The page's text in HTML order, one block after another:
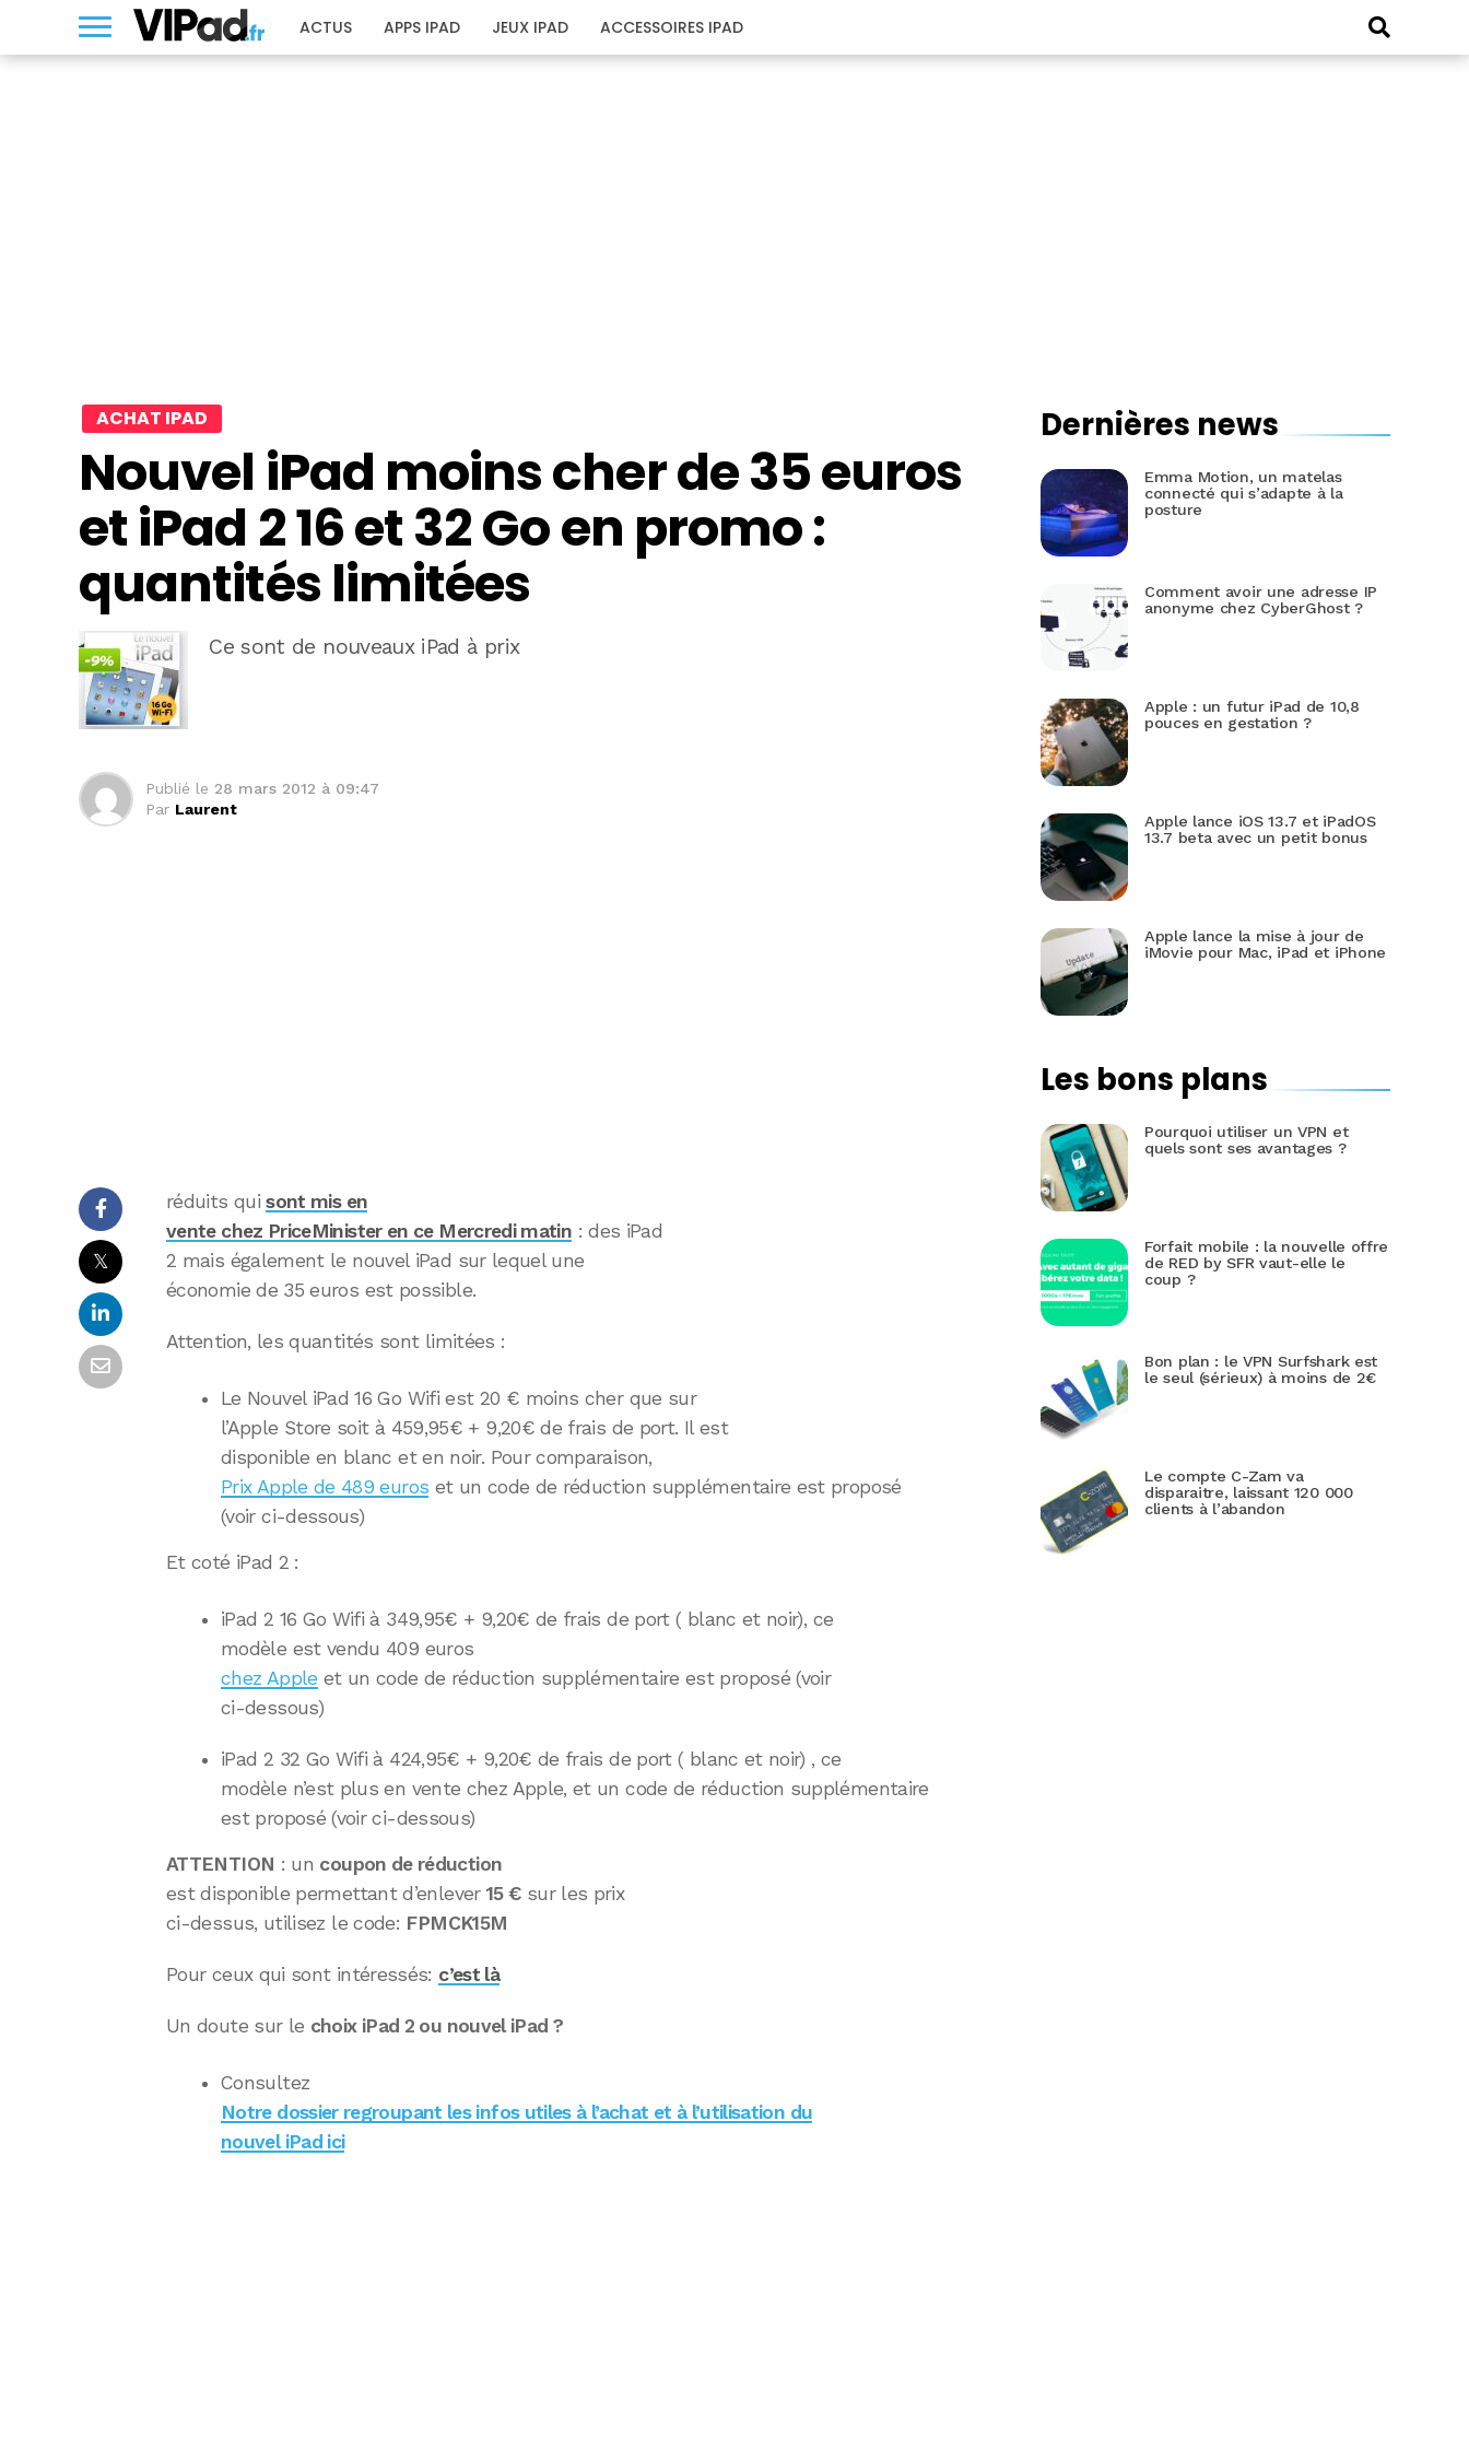
ACTUS APPS IPAD JEUX IPAD ACCESSOIRES IPAD
ACHAT IPAD
Nouvel iPad moins cher de 35 euros
et iPad 2 16 et 32 Go en promo :
quantités limitées
Ce sont de nouveaux iPad à prix
Publié le 28 mars 2012 à 09:47
Par Laurent
𝕏
réduits quisont mis en
vente chez PriceMinister en ce Mercredi matin : des iPad
2 mais également le nouvel iPad sur lequel une
économie de 35 euros est possible.
Attention, les quantités sont limitées :
Le Nouvel iPad 16 Go Wifi est 20 € moins cher que sur
l’Apple Store soit à 459,95€ + 9,20€ de frais de port. Il est
disponible en blanc et en noir. Pour comparaison,
Prix Apple de 489 euros et un code de réduction supplémentaire est proposé
(voir ci-dessous)
Et coté iPad 2 :
iPad 2 16 Go Wifi à 349,95€ + 9,20€ de frais de port ( blanc et noir), ce
modèle est vendu 409 euros
chez Apple et un code de réduction supplémentaire est proposé (voir
ci-dessous)
iPad 2 32 Go Wifi à 424,95€ + 9,20€ de frais de port ( blanc et noir) , ce
modèle n’est plus en vente chez Apple, et un code de réduction supplémentaire
est proposé (voir ci-dessous)
ATTENTION : un coupon de réduction
est disponible permettant d’enlever 15 €sur les prix
ci-dessus, utilisez le code: FPMCK15M
Pour ceux qui sont intéressés: c’est là
Un doute sur le choix iPad 2 ou nouvel iPad ?
Consultez
Notre dossier regroupant les infos utiles à l’achat et à l’utilisation du
nouvel iPad ici
Dernières news
Emma Motion, un matelas
connecté qui s’adapte à la
posture
Comment avoir une adresse IP
anonyme chez CyberGhost ?
Apple : un futur iPad de 10,8
pouces en gestation ?
Apple lance iOS 13.7 et iPadOS
13.7 beta avec un petit bonus
Apple lance la mise à jour de
iMovie pour Mac, iPad et iPhone
Les bons plans
Pourquoi utiliser un VPN et
quels sont ses avantages ?
Forfait mobile : la nouvelle offre
de RED by SFR vaut-elle le
coup ?
Bon plan : le VPN Surfshark est
le seul (sérieux) à moins de 2€
Le compte C-Zam va
disparaitre, laissant 120 000
clients à l’abandon